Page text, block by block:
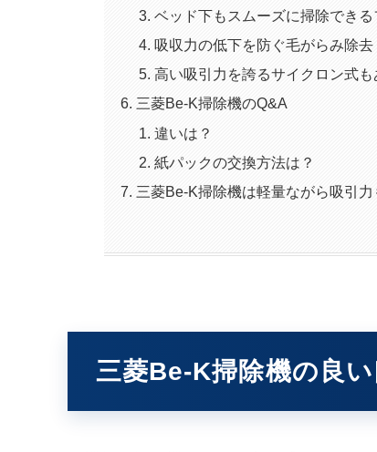
ベッド下もスムーズに掃除でき
吸収力の低下を防ぐ毛がらみ除去
高い吸引力を誇るサイクロン式も
三菱Be-K掃除機のQ&A
違いは？
紙パックの交換方法は？
三菱Be-K掃除機は軽量ながら吸引力
三菱Be-K掃除機の良